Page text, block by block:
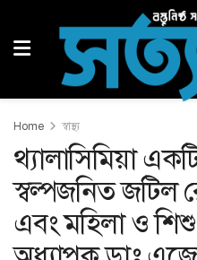
Home স্বাস্থ্য
থ্যালাসিমিয়া
স্বল্পজনিত জটিল
এবং মহিলা ও শিশু